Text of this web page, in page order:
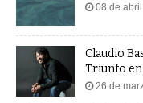
08 de abril
Claudio
Triunfo en
26 de